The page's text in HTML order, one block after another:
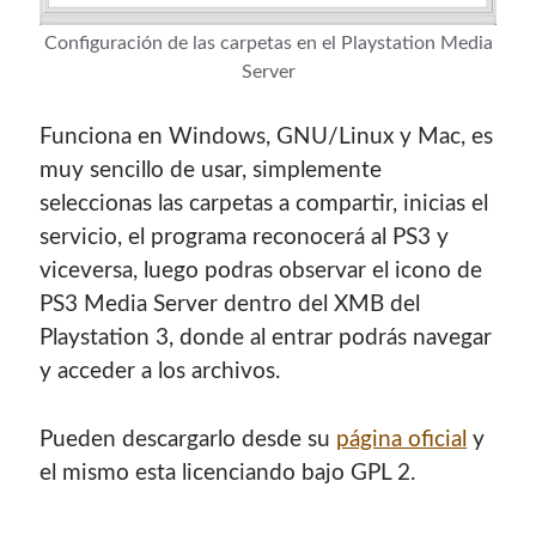
Si vas a comprar un dominio, hazlo por aquí y colaboras
con el mantenimiento de este sitio:
Si deseas vender publicidad en tu propio blog o página
web, te recomiendo usarSeeding UP, buen servicio para
monetizar tu página.
Configuración de las carpetas en el Playstation Media
Server
Funciona en Windows, GNU/Linux y Mac, es
muy sencillo de usar, simplemente
seleccionas las carpetas a compartir, inicias el
servicio, el programa reconocerá al PS3 y
viceversa, luego podras observar el icono de
PS3 Media Server dentro del XMB del
Playstation 3, donde al entrar podrás navegar
y acceder a los archivos.
Pueden descargarlo desde su página oficial y
el mismo esta licenciando bajo GPL 2.